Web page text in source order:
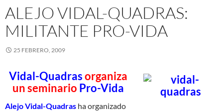
ALEJO VIDAL-QUADRAS:
MILITANTE PRO-VIDA
25 FEBRERO, 2009
Vidal-Quadrasorganiza
un seminario Pro-Vida
Alejo Vidal-Quadras ha organizado